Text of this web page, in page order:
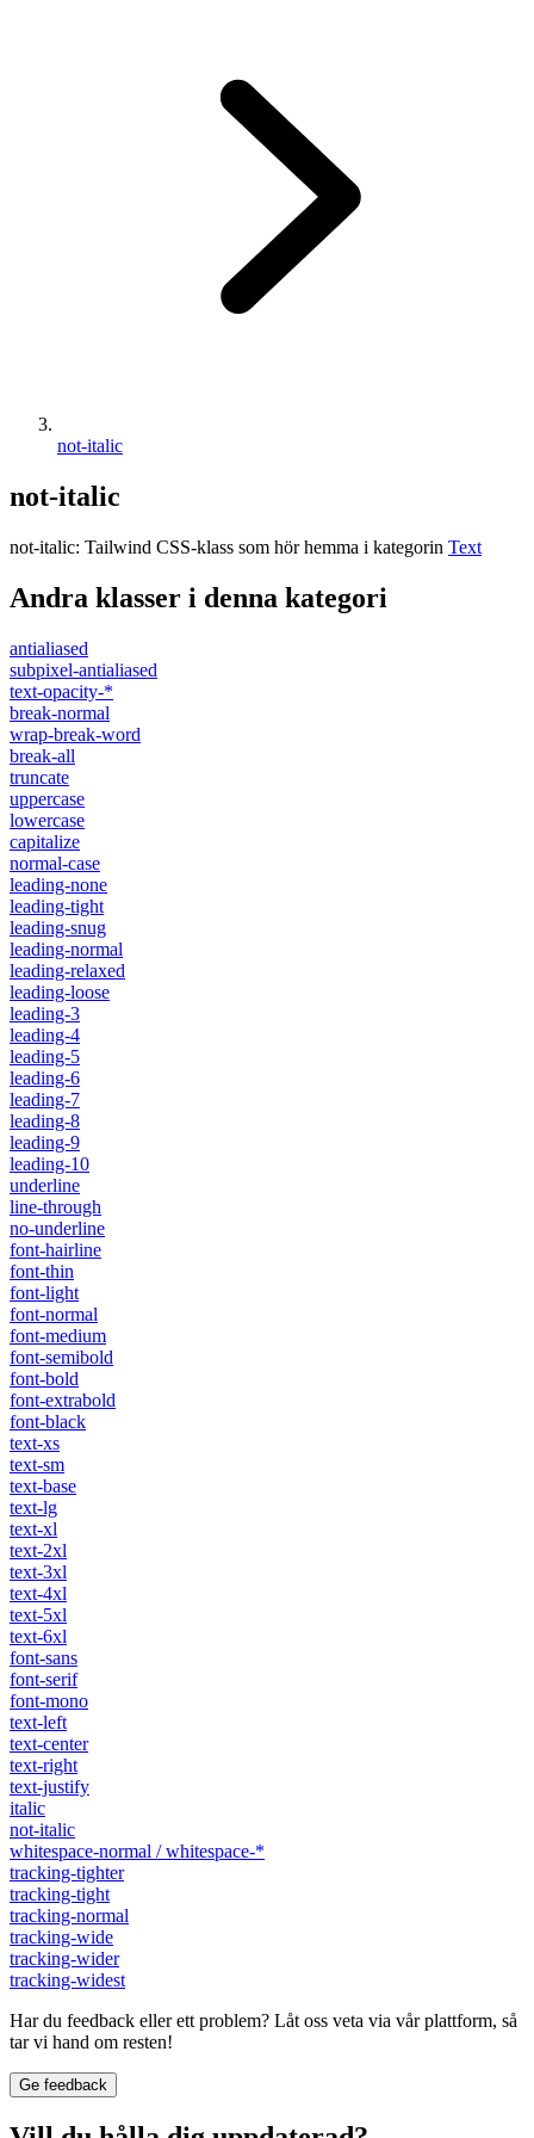
not-italic
not-italic
not-italic: Tailwind CSS-klass som hör hemma i kategorin Text
Andra klasser i denna kategori
antialiased
subpixel-antialiased
text-opacity-*
break-normal
wrap-break-word
break-all
truncate
uppercase
lowercase
capitalize
normal-case
leading-none
leading-tight
leading-snug
leading-normal
leading-relaxed
leading-loose
leading-3
leading-4
leading-5
leading-6
leading-7
leading-8
leading-9
leading-10
underline
line-through
no-underline
font-hairline
font-thin
font-light
font-normal
font-medium
font-semibold
font-bold
font-extrabold
font-black
text-xs
text-sm
text-base
text-lg
text-xl
text-2xl
text-3xl
text-4xl
text-5xl
text-6xl
font-sans
font-serif
font-mono
text-left
text-center
text-right
text-justify
italic
not-italic
whitespace-normal / whitespace-*
tracking-tighter
tracking-tight
tracking-normal
tracking-wide
tracking-wider
tracking-widest
Har du feedback eller ett problem? Låt oss veta via vår plattform, så
tar vi hand om resten!
Ge feedback